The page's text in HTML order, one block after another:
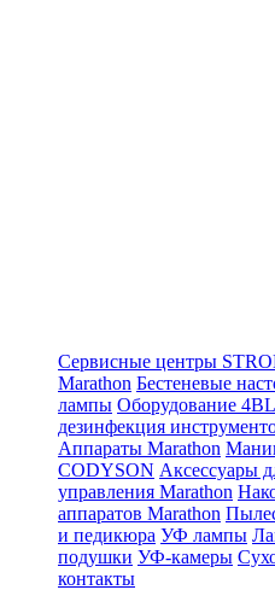
Сервисные центры
Marathon Бестеневые
лампы Оборудование
дезинфекция
Аппараты Marathon
CODYSON Аксессуары
управления Marathon
аппаратов Marathon
и педикюра УФ лампы
подушки УФ-камеры
контакты